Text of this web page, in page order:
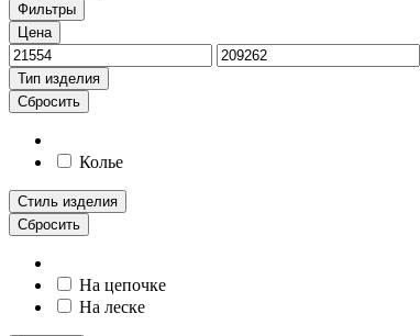
Фильтры
Цена
Тип изделия
Сбросить
Колье
Стиль изделия
Сбросить
На цепочке
На леске